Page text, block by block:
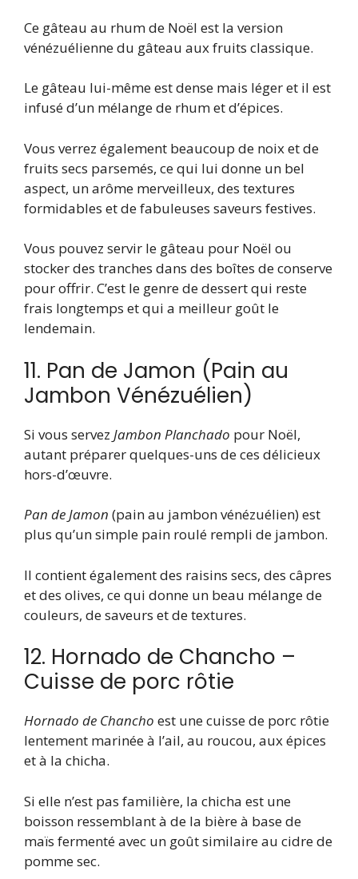
Ce gâteau au rhum de Noël est la version
vénézuélienne du gâteau aux fruits classique.
Le gâteau lui-même est dense mais léger et il est
infusé d’un mélange de rhum et d’épices.
Vous verrez également beaucoup de noix et de
fruits secs parsemés, ce qui lui donne un bel
aspect, un arôme merveilleux, des textures
formidables et de fabuleuses saveurs festives.
Vous pouvez servir le gâteau pour Noël ou
stocker des tranches dans des boîtes de conserve
pour offrir. C’est le genre de dessert qui reste
frais longtemps et qui a meilleur goût le
lendemain.
11. Pan de Jamon (Pain au
Jambon Vénézuélien)
Si vous servez Jambon Planchado pour Noël,
autant préparer quelques-uns de ces délicieux
hors-d’œuvre.
Pan de Jamon (pain au jambon vénézuélien) est
plus qu’un simple pain roulé rempli de jambon.
Il contient également des raisins secs, des câpres
et des olives, ce qui donne un beau mélange de
couleurs, de saveurs et de textures.
12. Hornado de Chancho –
Cuisse de porc rôtie
Hornado de Chancho est une cuisse de porc rôtie
lentement marinée à l’ail, au roucou, aux épices
et à la chicha.
Si elle n’est pas familière, la chicha est une
boisson ressemblant à de la bière à base de
maïs fermenté avec un goût similaire au cidre de
pomme sec.